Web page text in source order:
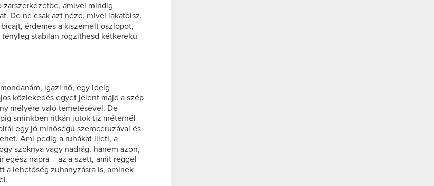
amivel mindig
De ne csak azt nézd, mivel lakatolsz,
érdemes a kiszemelt oszlopot,
stabilan rögzíthesd kétkerekű
igazi nő, egy ideig
közlekedés egyet jelent majd a szép
mélyére való temetésével. De
sminkben ritkán jutok tíz méternél
egy jó minőségű szemceruzával és
Ami pedig a ruhákat illeti, a
szoknya vagy nadrág, hanem azon,
egész napra – az a szett, amit reggel
a lehetőség zuhanyzásra is, aminek